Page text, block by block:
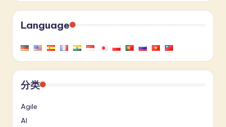
Language
分类
Agile
AI